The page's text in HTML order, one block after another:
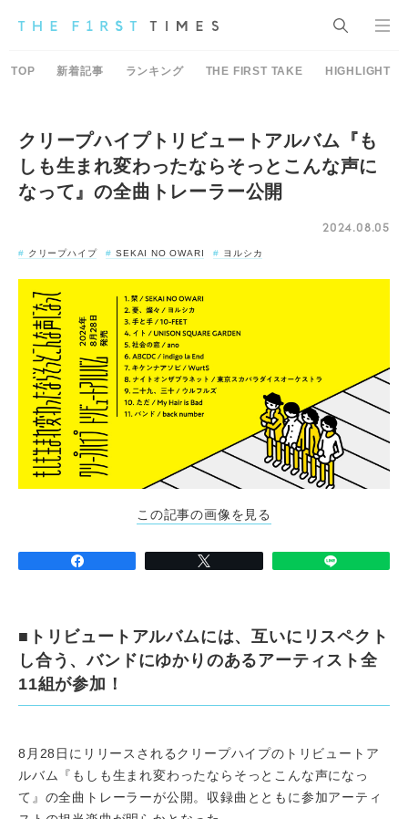
TOP 新着記事 ランキング THE FIRST TAKE HIGHLIGHT
クリープハイプトリビュートアルバム『も
しも生まれ変わったならそっとこんな声に
なって』の全曲トレーラー公開
2024.08.05
クリープハイプ SEKAI NO OWARI ヨルシカ
この記事の画像を見る
■トリビュートアルバムには、互いにリスペクト
し合う、バンドにゆかりのあるアーティスト全
11組が参加！
8月28日にリリースされるクリープハイプのトリビュートア
ルバム『もしも生まれ変わったならそっとこんな声になっ
て』の全曲トレーラーが公開。収録曲とともに参加アーティ